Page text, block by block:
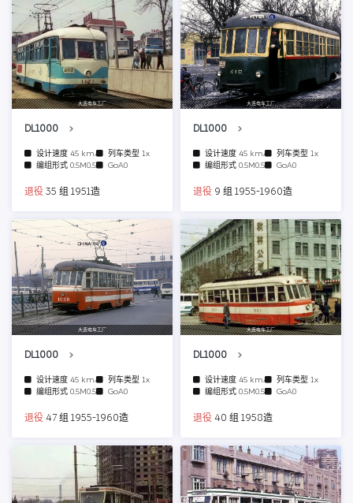
大连电车工厂
DL1000
设计速度 45 km/h 列车类型 1x
编组形式 0.5M0.5T GoA0
退役 35 组 1951造
大连电车工厂
DL1000
设计速度 45 km/h 列车类型 1x
编组形式 0.5M0.5T GoA0
退役 9 组 1955-1960造
大连电车工厂
DL1000
设计速度 45 km/h 列车类型 1x
编组形式 0.5M0.5T GoA0
退役 47 组 1955-1960造
大连电车工厂
DL1000
设计速度 45 km/h 列车类型 1x
编组形式 0.5M0.5T GoA0
退役 40 组 1958造